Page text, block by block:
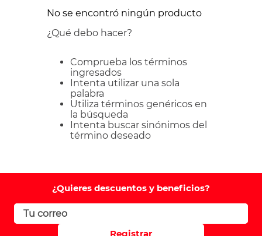
No se encontró ningún producto
¿Qué debo hacer?
Comprueba los términos
ingresados
Intenta utilizar una sola
palabra
Utiliza términos genéricos en
la búsqueda
Intenta buscar sinónimos del
término deseado
¿Quieres descuentos y beneficios?
Registrar